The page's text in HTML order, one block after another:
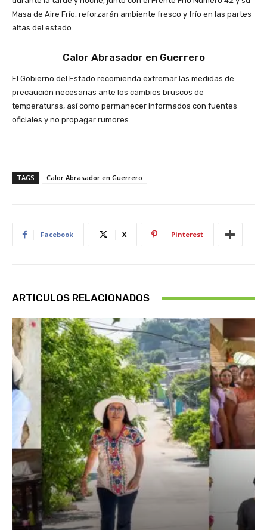
Masa de Aire Frío, reforzarán ambiente fresco y frío en las partes
altas del estado.
Calor Abrasador en Guerrero
El Gobierno del Estado recomienda extremar las medidas de
precaución necesarias ante los cambios bruscos de
temperaturas, así como permanecer informados con fuentes
oficiales y no propagar rumores.
TAGS Calor Abrasador en Guerrero
Facebook X Pinterest
ARTICULOS RELACIONADOS